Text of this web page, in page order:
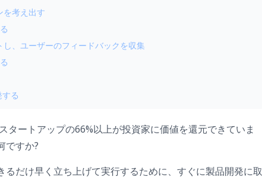
を考え出す
、ユーザーのフィードバックを収集
る
ートアップの66%以上が投資家に価値を還元できていま
ですか?
だけ早く立ち上げて実行するために、すぐに製品開発に取